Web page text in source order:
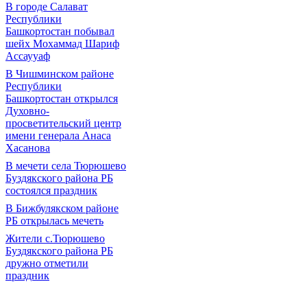
В городе Салават
Республики
Башкортостан побывал
шейх Мохаммад Шариф
Ассаууаф
В Чишминском районе
Республики
Башкортостан открылся
Духовно-
просветительский центр
имени генерала Анаса
Хасанова
В мечети села Тюрюшево
Буздякского района РБ
состоялся праздник
В Бижбулякском районе
РБ открылась мечеть
Жители с.Тюрюшево
Буздякского района РБ
дружно отметили
праздник